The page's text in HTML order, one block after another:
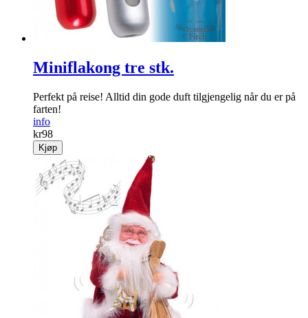
Miniflakong tre stk.
Perfekt på reise! Alltid din gode duft tilgjengelig når du er på
farten!
info
kr98
Kjøp